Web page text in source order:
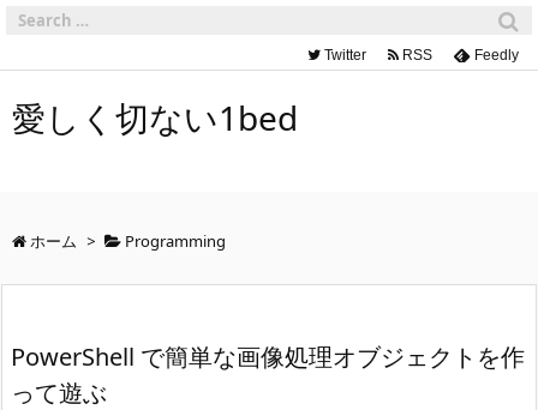
Twitter RSS Feedly
愛しく切ない1bed
ホーム > Programming
PowerShell で簡単な画像処理オブジェクトを作
って遊ぶ